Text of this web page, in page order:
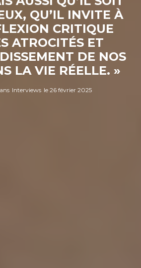
QU’IL INVITE À
CRITIQUE
ATROCITÉS ET
DE NOS
LA VIE RÉELLE. »
Interviews le 26 février 2025